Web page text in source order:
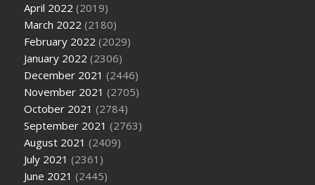
April 2022 (2019)
March 2022 (2180)
February 2022 (2029)
January 2022 (2306)
December 2021 (2446)
November 2021 (2705)
October 2021 (2784)
September 2021 (2763)
August 2021 (2409)
July 2021 (2361)
June 2021 (2445)